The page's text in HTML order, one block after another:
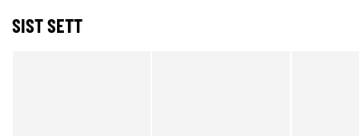
SIST SETT